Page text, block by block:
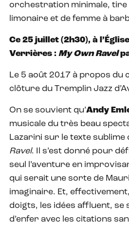
orchestration minimale, tire
limonaire et de femme à
Ce 25 juillet (2h30), à
Verrières : My Own Ravel
Le 5 août 2017 à propos du
clôture du Tremplin Jazz
On se souvient qu’Andy
musicale du très beau
Lazarini sur le texte sublime
Ravel. Il s’est donné pour
seul l’aventure en
qui serait une sorte de
imaginaire. Et,
doigts, les idées affluent, se
d’enfer avec les citations